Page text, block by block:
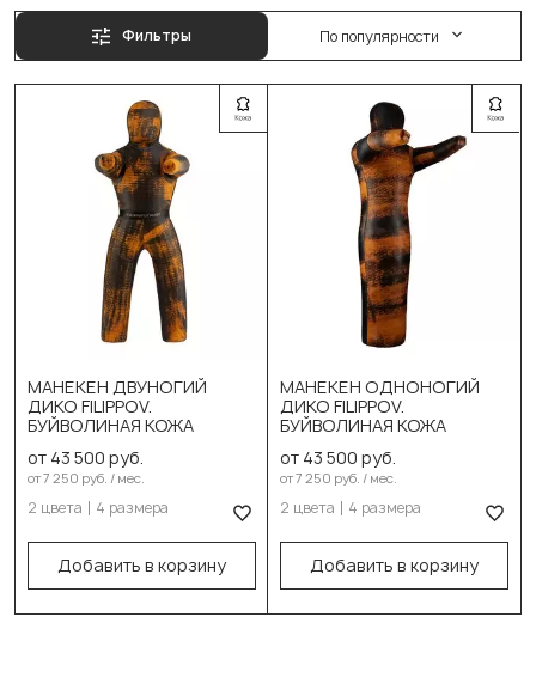
Фильтры По популярности
МАНЕКЕН ДВУНОГИЙ
ДИКО FILIPPOV.
БУЙВОЛИНАЯ КОЖА
от 43 500 руб.
от 7 250 руб. / мес.
2 цвета 4 размера
Добавить в корзину
Выберите цвет:
DIKO черн. оранж
Выберите размер:
160см/36-39кг
МАНЕКЕН ОДНОНОГИЙ
ДИКО FILIPPOV.
БУЙВОЛИНАЯ КОЖА
от 43 500 руб.
от 7 250 руб. / мес.
2 цвета 4 размера
Добавить в корзину
Выберите цвет:
DIKO черн. оранж
Выберите размер:
160см/36-39кг